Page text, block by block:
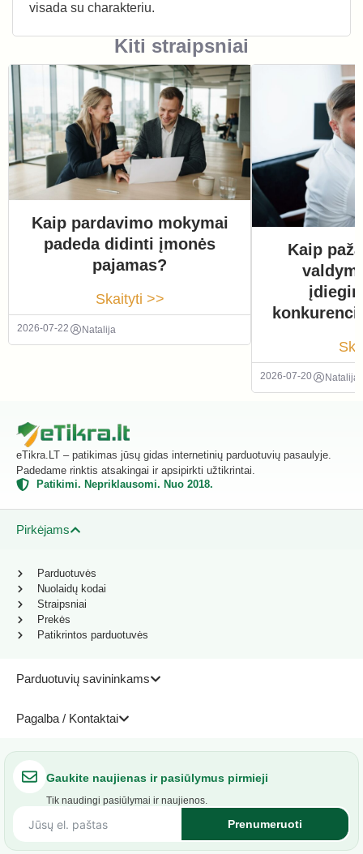
visada su charakteriu.
Kiti straipsniai
Kaip pardavimo mokymai
padeda didinti įmonės
pajamas?
Skaityti >>
2026-07-22 Natalija
Kaip
2026-07-20 Natalija
eTikra.LT – patikimas jūsų gidas internetinių parduotuvių pasaulyje.
Padedame rinktis atsakingai ir apsipirkti užtikrintai.
Patikimi. Nepriklausomi. Nuo 2018.
Pirkėjams
Parduotuvių savininkams
Pagalba / Kontaktai
Parduotuvės
Nuolaidų kodai
Straipsniai
Prekės
Patikrintos parduotuvės
Gaukite naujienas ir pasiūlymus pirmieji
Tik naudingi pasiūlymai ir naujienos.
Prenumeruoti